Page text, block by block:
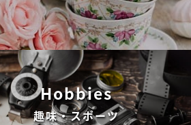
Hobbies
趣味・スポーツ